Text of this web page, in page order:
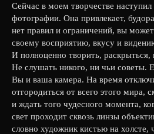
Сейчас в моем творчестве
фотографии. Она привлекает,
нет правил и ограничений, вы
своему восприятию, вкусу и
И полноценно творить, раскрыться,
Не слушать никого, ни чьи советы.
Вы и ваша камера. На время
отгородиться от всего этого мира,
и ждать того чудесного момента,
свет проходит сквозь линзы
словно художник кистью на холсте,